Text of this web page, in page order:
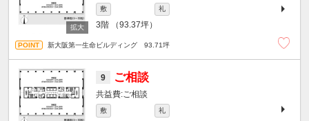
敷 礼
3階 （93.37坪）
新大阪第一生命ビルディング 93.71坪
9 ご相談
ご相談
敷 礼